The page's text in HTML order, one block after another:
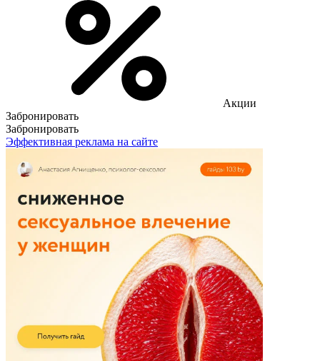
Акции
Забронировать
Забронировать
Эффективная реклама на сайте